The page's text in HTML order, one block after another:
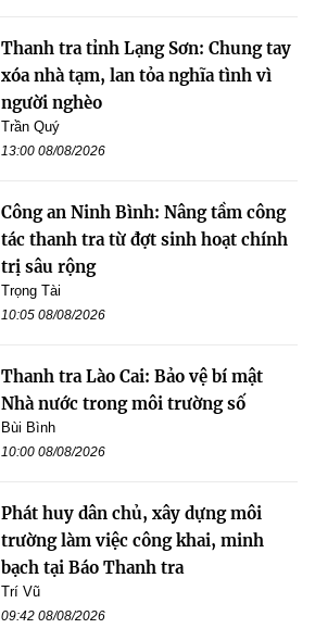
Thanh tra tỉnh Lạng Sơn: Chung tay
xóa nhà tạm, lan tỏa nghĩa tình vì
người nghèo
Trần Quý
13:00 08/08/2026
Công an Ninh Bình: Nâng tầm công
tác thanh tra từ đợt sinh hoạt chính
trị sâu rộng
Trọng Tài
10:05 08/08/2026
Thanh tra Lào Cai: Bảo vệ bí mật
Nhà nước trong môi trường số
Bùi Bình
10:00 08/08/2026
Phát huy dân chủ, xây dựng môi
trường làm việc công khai, minh
bạch tại Báo Thanh tra
Trí Vũ
09:42 08/08/2026